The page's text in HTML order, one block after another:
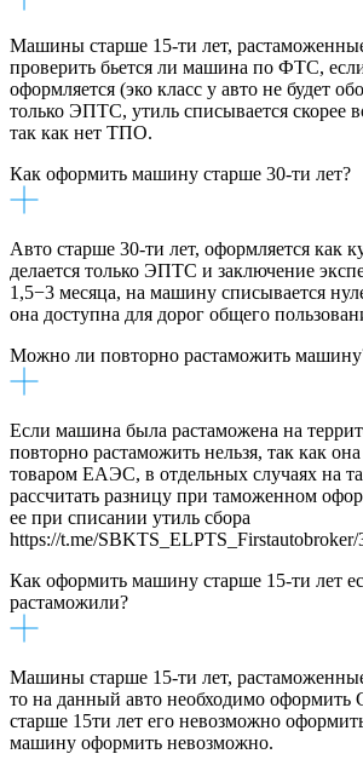
Машины старше 15-ти лет,
проверить бьется ли машина по ФТС,
оформляется (эко класс у авто не будет
только ЭПТС, утиль списывается скорее
так как нет ТПО.
Как оформить машину старше 30-ти лет?
Авто старше 30-ти лет, оформляется как
делается только ЭПТС и заключение
1,5−3 месяца, на машину списывается
она доступна для дорог общего
Можно ли повторно растаможить
Если машина была растаможена на
повторно растаможить нельзя, так как
товаром ЕАЭС, в отдельных случаях на
рассчитать разницу при таможенном
ее при списании утиль сбора
https://t.me/SBKTS_ELPTS_Firstautobroker/
Как оформить машину старше 15-ти лет
растаможили?
Машины старше 15-ти лет,
то на данный авто необходимо
старше 15ти лет его невозможно
машину оформить невозможно.